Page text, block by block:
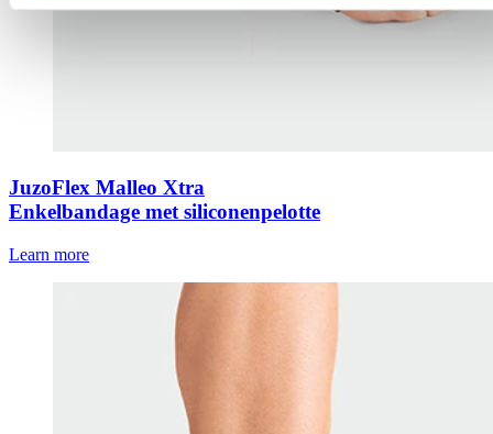
JuzoFlex Malleo Xtra
Enkelbandage met siliconenpelotte
Learn more